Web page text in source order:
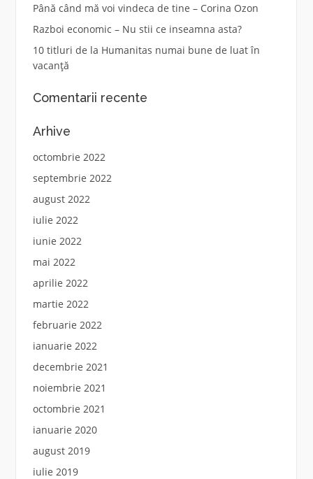
Până când mă voi vindeca de tine – Corina Ozon
Razboi economic – Nu stii ce inseamna asta?
10 titluri de la Humanitas numai bune de luat în
vacanță
Comentarii recente
Arhive
octombrie 2022
septembrie 2022
august 2022
iulie 2022
iunie 2022
mai 2022
aprilie 2022
martie 2022
februarie 2022
ianuarie 2022
decembrie 2021
noiembrie 2021
octombrie 2021
ianuarie 2020
august 2019
iulie 2019